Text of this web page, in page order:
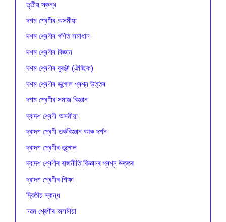
তৃতীয় স্কন্ধ
দশম শ্ৰেণীৰ অসমীয়া
দশম শ্ৰেণীৰ গণিত সমাধান
দশম শ্ৰেণীৰ বিজ্ঞান
দশম শ্ৰেণীৰ বুৰঞ্জী (ঐচ্ছিক)
দশম শ্ৰেণীৰ ভূগোল প্ৰশ্ন উত্তৰ
দশম শ্ৰেণীৰ সমাজ বিজ্ঞান
দ্বাদশ শ্ৰেণী অসমীয়া
দ্বাদশ শ্ৰেণী তৰ্কবিজ্ঞান আৰু দৰ্শন
দ্বাদশ শ্ৰেণীৰ ভূগোল
দ্বাদশ শ্ৰেণীৰ ৰাজনীতি বিজ্ঞানৰ প্ৰশ্ন উত্তৰ
দ্বাদশ শ্ৰেণীৰ শিক্ষা
দ্বিতীয় স্কন্ধ
নৱম শ্ৰেণীৰ অসমীয়া